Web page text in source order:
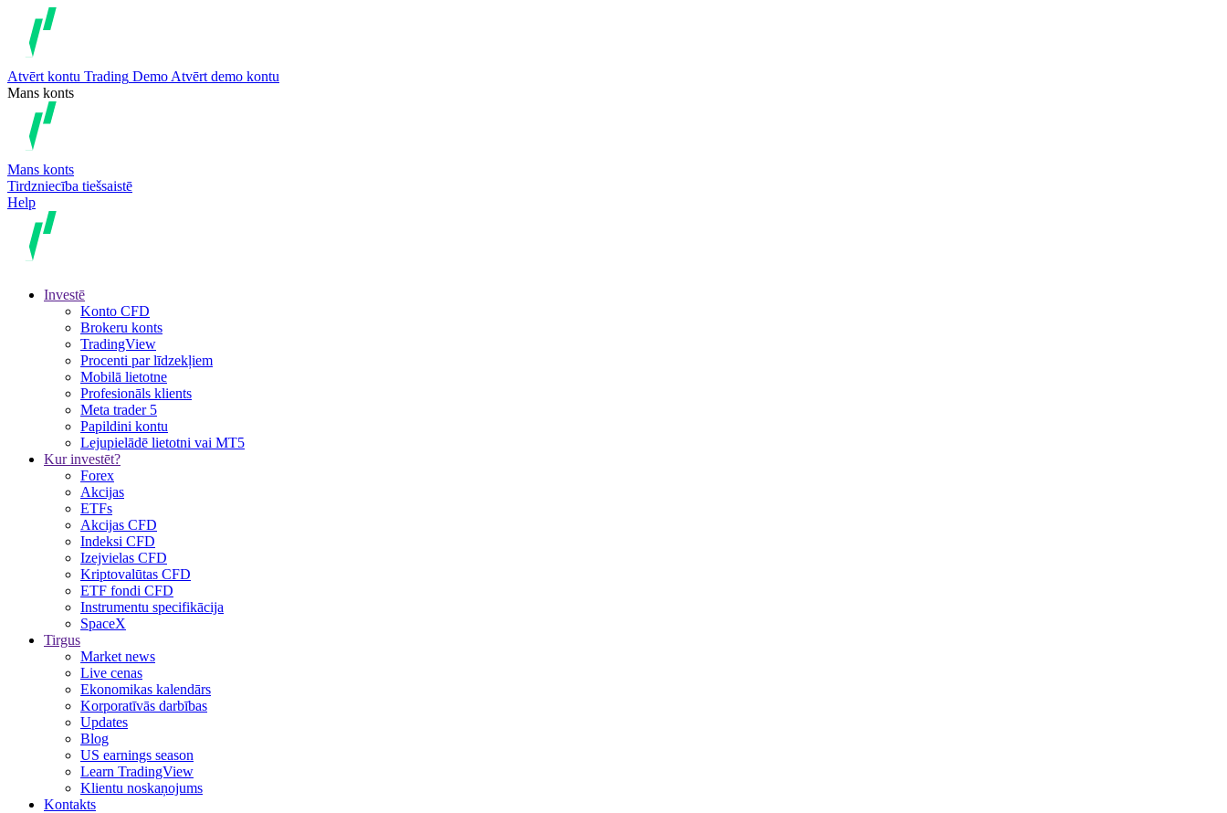
Atvērt kontu Trading Demo Atvērt demo kontu
Mans konts
Mans konts
Tirdzniecība tiešsaistē
Help
Investē
Konto CFD
Brokeru konts
TradingView
Procenti par līdzekļiem
Mobilā lietotne
Profesionāls klients
Meta trader 5
Papildini kontu
Lejupielādē lietotni vai MT5
Kur investēt?
Forex
Akcijas
ETFs
Akcijas CFD
Indeksi CFD
Izejvielas CFD
Kriptovalūtas CFD
ETF fondi CFD
Instrumentu specifikācija
SpaceX
Tirgus
Market news
Live cenas
Ekonomikas kalendārs
Korporatīvās darbības
Updates
Blog
US earnings season
Learn TradingView
Klientu noskaņojums
Kontakts